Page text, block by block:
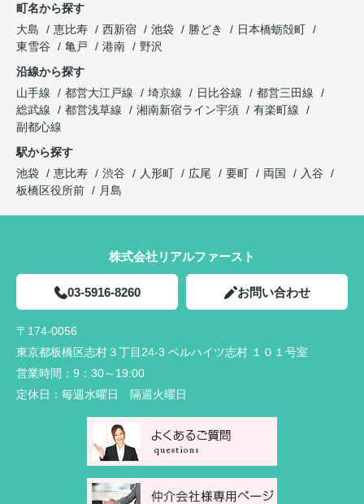
町名から探す
大島
恵比寿 西新宿 池袋 勝どき
日本橋蛎殻町
東雪谷
亀戸 港南
野沢
沿線から探す
山手線
都営大江戸線 埼京線 日比谷線
都営三田線
総武線
都営浅草線 湘南新宿ライン宇須
有楽町線
副都心線
駅から探す
池袋
恵比寿 渋谷 人形町 広尾 要町 両国
入谷
板橋区役所前
月島
株式会社リアルファースト
03-5916-8260 お問い合わせ
〒174-0056
東京都板橋区志村３丁目24-3 ベルハイツ志村 １０１号室
営業時間： 9：30～19:00
定休日： 毎週水曜日 隔週火曜日